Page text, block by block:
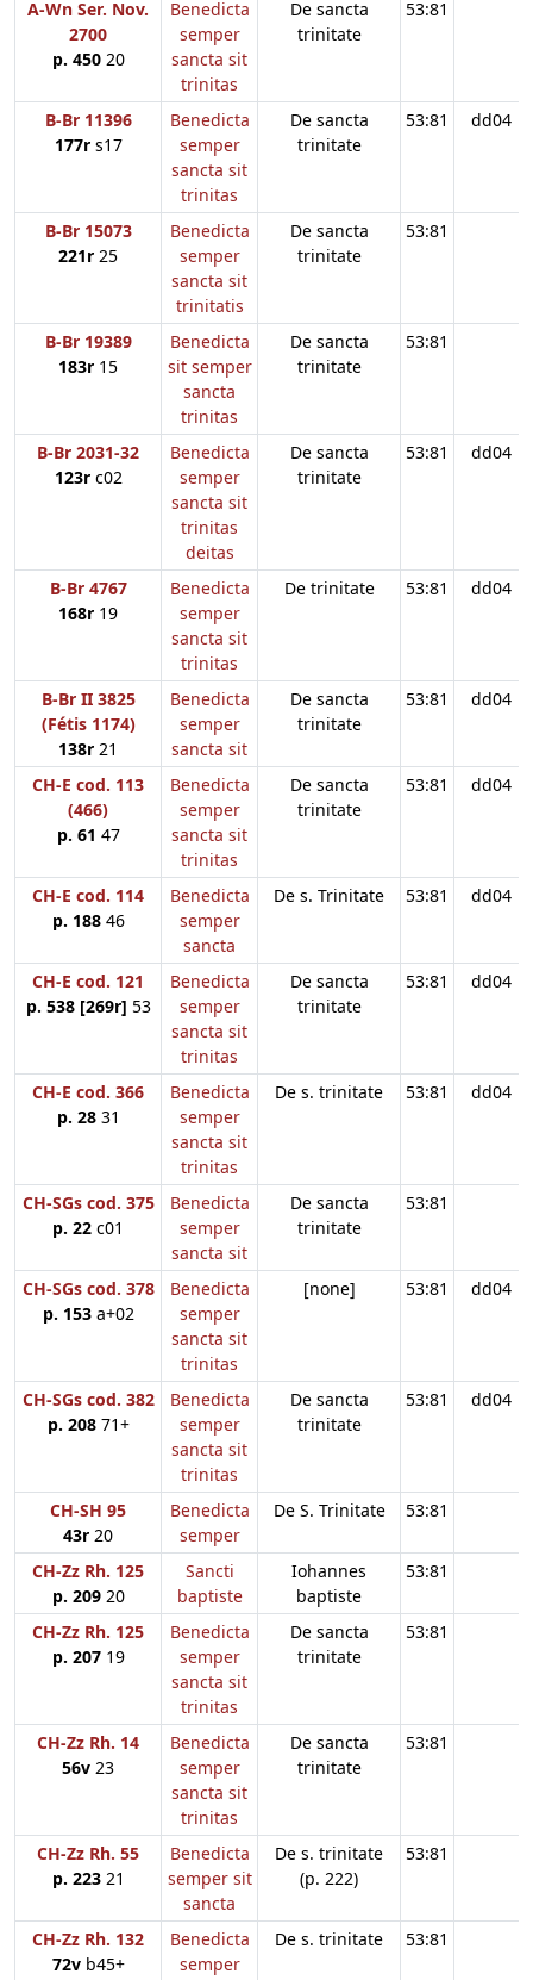
A-Wn Ser. Nov.
2700
p. 45020
Benedicta
semper
sancta sit
trinitas
De sancta
trinitate
53:81
B-Br 11396
177rs17
Benedicta
semper
sancta sit
trinitas
De sancta
trinitate
53:81 dd04
B-Br 15073
221r 25
Benedicta
semper
sancta sit
trinitatis
De sancta
trinitate
53:81
B-Br 19389
183r 15
Benedicta
sit semper
sancta
trinitas
De sancta
trinitate
53:81
B-Br 2031-32
123rc02
Benedicta
semper
sancta sit
trinitas
deitas
De sancta
trinitate
53:81 dd04
B-Br 4767
168r 19
Benedicta
semper
sancta sit
trinitas
De trinitate 53:81 dd04
B-Br II 3825
(Fétis 1174)
138r 21
Benedicta
semper
sancta sit
De sancta
trinitate
53:81 dd04
CH-E cod. 113
(466)
p. 61 47
Benedicta
semper
sancta sit
trinitas
De sancta
trinitate
53:81 dd04
CH-E cod. 114
p. 18846
Benedicta
semper
sancta
De s. Trinitate 53:81 dd04
CH-E cod. 121
p. 538 [269r] 53
Benedicta
semper
sancta sit
trinitas
De sancta
trinitate
53:81 dd04
CH-E cod. 366
p. 2831
Benedicta
semper
sancta sit
trinitas
De s. trinitate 53:81 dd04
CH-SGs cod. 375
p. 22 c01
Benedicta
semper
sancta sit
De sancta
trinitate
53:81
CH-SGs cod. 378
p. 153a+02
Benedicta
semper
sancta sit
trinitas
[none] 53:81 dd04
CH-SGs cod. 382
p. 20871+
Benedicta
semper
sancta sit
trinitas
De sancta
trinitate
53:81 dd04
CH-SH 95
43r 20
Benedicta
semper
De S. Trinitate 53:81
CH-Zz Rh. 125
p. 20920
Sancti
baptiste
Iohannes
baptiste
53:81
CH-Zz Rh. 125
p. 20719
Benedicta
semper
sancta sit
trinitas
De sancta
trinitate
53:81
CH-Zz Rh. 14
56v 23
Benedicta
semper
sancta sit
trinitas
De sancta
trinitate
53:81
CH-Zz Rh. 55
p. 22321
Benedicta
semper sit
sancta
De s. trinitate
(p. 222)
53:81
CH-Zz Rh. 132
72vb45+
Benedicta
semper
De s. trinitate 53:81